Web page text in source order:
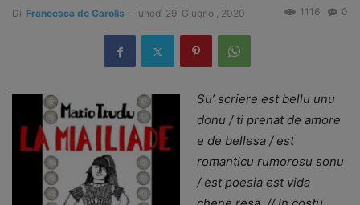
Di Francesca de Carolis - lunedì 29, Giugno , 2020 0
1116
Su’ scriere est bellu unu
donu / ti prenat de amore
e de bellesa / est
romanticu rumorosu sonu
/ est poesia est vida